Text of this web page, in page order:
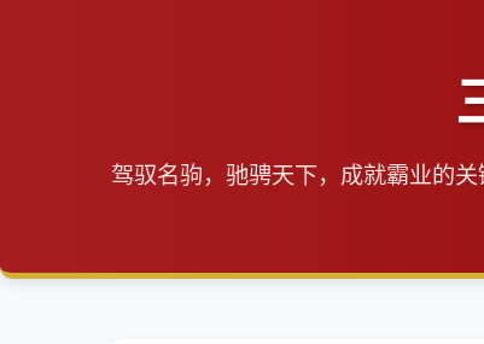
驾驭名驹，驰骋天下，成就霸业的关